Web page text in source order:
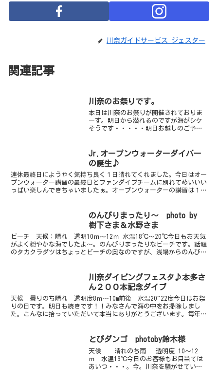
川奈ガイドサービス ジェスター
関連記事
川奈のお祭りです。
本日は川奈のお祭りが開催されておりま
ーす。明日から潜れるのですが海がシケ
そうです・・・・・明日お越しのご予定
Jr.オープンウォーターダイバー
の誕生♪
連休最終日にようやく気持ち良く１日晴れてくれました。今日はオー
プンウォーター講習の最終日とファンダイブチームに別れてめいいい
っぱい楽しんできちゃいましたぁ。オープンウォーターの講習は１１
のんびりまったり～ photo by
樹下さま＆水野さま
ビーチ 天候：晴れ 透明10ｍ～12ｍ 水温18℃～20℃今日もお天気
がよく穏やかな海でしたよ～。のんびりまったりなビーチです。話題
のタカクラダツはちょっとビーチの奥なのですが、浅場からのんびり
川奈ダイビングフェスタ♪本多さ
ん２００本記念ダイブ
天候 曇りのち晴れ 透明度8ｍ～10m前後 水温20~22度今日はお祭
りの日です。明日も続きです！！みなさんで海の中をお掃除しまし
た。こんなに拾っていただいて本当にありがとうございます。毎年参
とびダンゴ photoby鈴木様
天候 晴れのち雨 透明度 10～12
ｍ 水温13℃今日のお客様もお目当ては
あいつ・・・。今。川奈を騒がせている